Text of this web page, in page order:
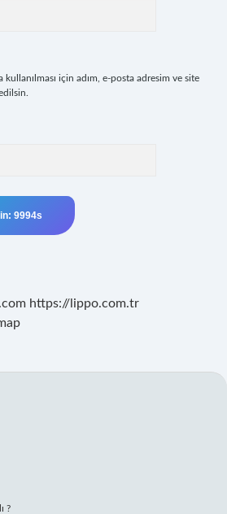
için adım, e-posta adresim ve site
https://lippo.com.tr
?